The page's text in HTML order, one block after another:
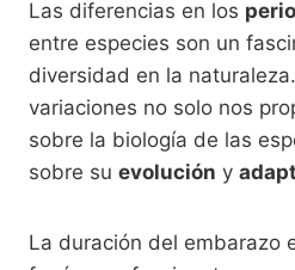
Las diferencias en los
entre especies son un
diversidad en la
variaciones no solo nos
sobre la biología de las
sobre su evolución y
La duración del embarazo